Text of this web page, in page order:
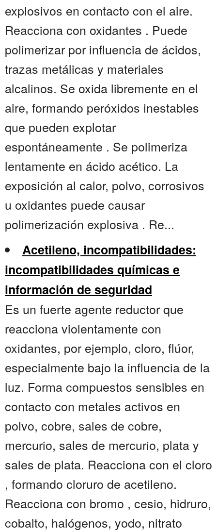
explosivos en contacto con el aire.
Reacciona con oxidantes . Puede
polimerizar por influencia de ácidos,
trazas metálicas y materiales
alcalinos. Se oxida libremente en el
aire, formando peróxidos inestables
que pueden explotar
espontáneamente . Se polimeriza
lentamente en ácido acético. La
exposición al calor, polvo, corrosivos
u oxidantes puede causar
polimerización explosiva . Re...
Acetileno, incompatibilidades:
incompatibilidades químicas e
información de seguridad
Es un fuerte agente reductor que
reacciona violentamente con
oxidantes, por ejemplo, cloro, flúor,
especialmente bajo la influencia de la
luz. Forma compuestos sensibles en
contacto con metales activos en
polvo, cobre, sales de cobre,
mercurio, sales de mercurio, plata y
sales de plata. Reacciona con el cloro
, formando cloruro de acetileno.
Reacciona con bromo , cesio, hidruro,
cobalto, halógenos, yodo, nitrato